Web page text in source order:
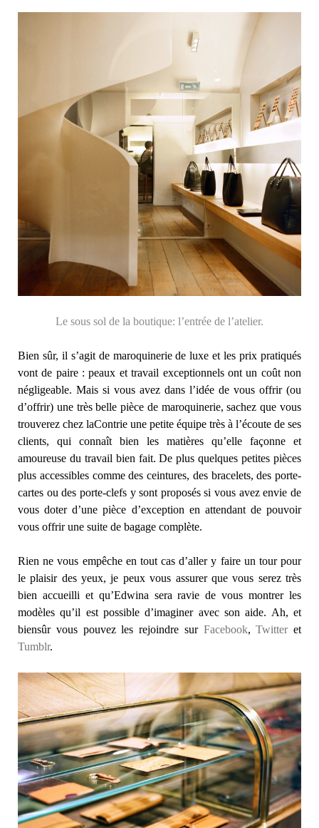
Le sous sol de la boutique: l’entrée de l’atelier.
Bien sûr, il s’agit de maroquinerie de luxe et les prix pratiqués
vont de paire : peaux et travail exceptionnels ont un coût non
négligeable. Mais si vous avez dans l’idée de vous offrir (ou
d’offrir) une très belle pièce de maroquinerie, sachez que vous
trouverez chez laContrie une petite équipe très à l’écoute de ses
clients, qui connaît bien les matières qu’elle façonne et
amoureuse du travail bien fait. De plus quelques petites pièces
plus accessibles comme des ceintures, des bracelets, des porte-
cartes ou des porte-clefs y sont proposés si vous avez envie de
vous doter d’une pièce d’exception en attendant de pouvoir
vous offrir une suite de bagage complète.
Rien ne vous empêche en tout cas d’aller y faire un tour pour
le plaisir des yeux, je peux vous assurer que vous serez très
bien accueilli et qu’Edwina sera ravie de vous montrer les
modèles qu’il est possible d’imaginer avec son aide. Ah, et
biensûr vous pouvez les rejoindre sur Facebook,Twitteret
Tumblr.